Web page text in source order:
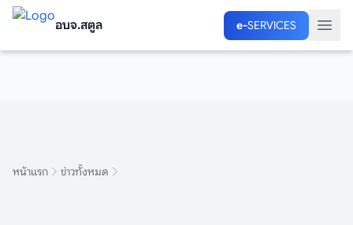
อบจ.สตูล e-SERVICES
อบจ.สตูล e-SERVICES
หน้าแรก ข่าวทั้งหมด